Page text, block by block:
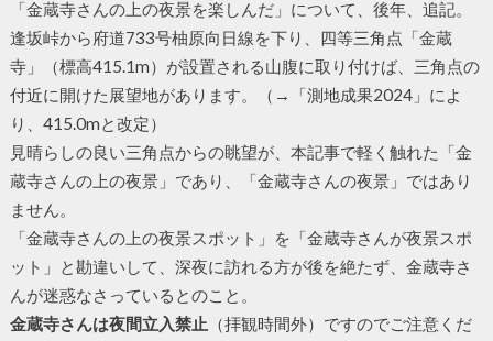
「金蔵寺さんの上の夜景を楽しんだ」について、後年、追記。
逢坂峠から府道733号柚原向日線を下り、四等三角点「金蔵
寺」（標高415.1m）が設置される山腹に取り付けば、三角点の
付近に開けた展望地があります。（→「測地成果2024」によ
り、415.0mと改定）
見晴らしの良い三角点からの眺望が、本記事で軽く触れた「金
蔵寺さんの上の夜景」であり、「金蔵寺さんの夜景」ではあり
ません。
「金蔵寺さんの上の夜景スポット」を「金蔵寺さんが夜景スポ
ット」と勘違いして、深夜に訪れる方が後を絶たず、金蔵寺さ
んが迷惑なさっているとのこと。
金蔵寺さんは夜間立入禁止 （拝観時間外）ですのでご注意くだ